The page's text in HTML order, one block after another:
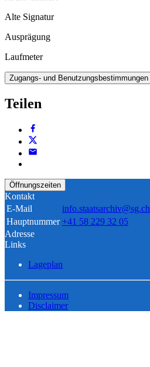
Alte Signatur
Ausprägung
Laufmeter
Zugangs- und Benutzungsbestimmungen
Teilen
Öffnungszeiten
Kontakt
E-Mail
info.staatsarchiv@sg.ch
Hauptnummer +41 58 229 32 05
Adresse
Links
Lageplan
Impressum
Disclaimer